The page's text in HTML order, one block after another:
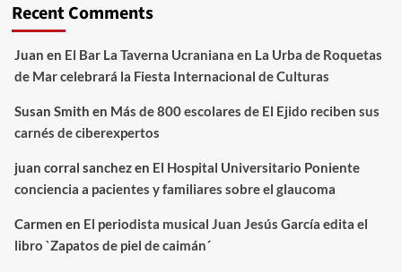
Recent Comments
Juan en El Bar La Taverna Ucraniana en La Urba de Roquetas
de Mar celebrará la Fiesta Internacional de Culturas
Susan Smith en Más de 800 escolares de El Ejido reciben sus
carnés de ciberexpertos
juan corral sanchezen El Hospital Universitario Poniente
conciencia a pacientes y familiares sobre el glaucoma
Carmen en El periodista musical Juan Jesús García edita el
libro `Zapatos de piel de caimán´